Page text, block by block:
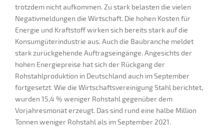
trotzdem nicht aufkommen. Zu stark belasten die vielen
Negativmeldungen die Wirtschaft. Die hohen Kosten für
Energie und Kraftstoff wirken sich bereits stark auf die
Konsumgüterindustrie aus. Auch die Baubranche meldet
stark zurückgehende Auftragseingänge. Angesichts der
hohen Energiepreise hat sich der Rückgang der
Rohstahlproduktion in Deutschland auch im September
fortgesetzt. Wie die Wirtschaftsvereinigung Stahl berichtet,
wurden 15,4 % weniger Rohstahl gegenüber dem
Vorjahresmonat erzeugt. Das sind rund eine halbe Million
Tonnen weniger Rohstahl als im September 2021.